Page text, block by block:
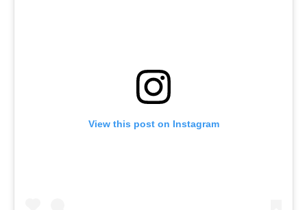
View this post on Instagram